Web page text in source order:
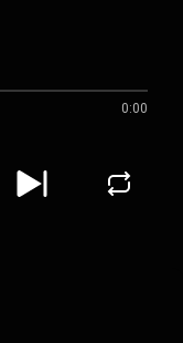
0:00